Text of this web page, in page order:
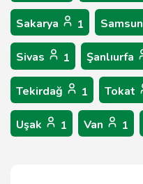
Sakarya 1 Samsun
Sivas 1 Şanlıurfa
Tekirdağ 1 Tokat
Uşak 1 Van 1